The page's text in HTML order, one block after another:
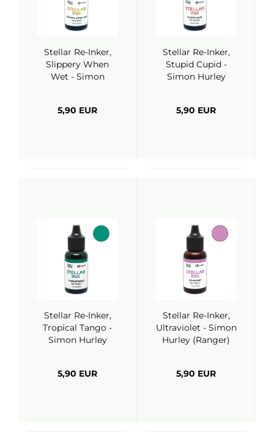
Stellar Re-Inker,
Slippery When
Wet - Simon
5,90 EUR
Stellar Re-Inker,
Stupid Cupid -
Simon Hurley
5,90 EUR
Stellar Re-Inker,
Tropical Tango -
Simon Hurley
5,90 EUR
Stellar Re-Inker,
Ultraviolet - Simon
Hurley (Ranger)
5,90 EUR